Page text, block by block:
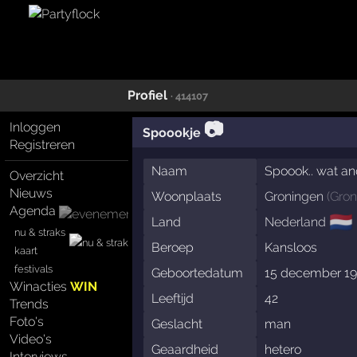
Profiel · 414107
Inloggen
Registreren
Overzicht
Nieuws
Agenda
nu & straks
kaart
festivals
WinactiesWIN
Trends
Foto's
Video's
Spoookje 📷
Naam
Spoook.. wat
Woonplaats
Groningen (
Land
Nederland 🇳🇱
Beroep
Kansloos
Geboortedatum
15 december
Leeftijd
42
Geslacht
man
Geaardheid
hetero